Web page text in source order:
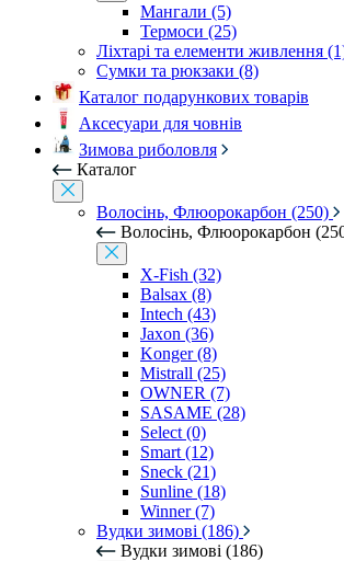
Мангали (5)
Термоси (25)
Ліхтарі та елементи живлення
Сумки та рюкзаки (8)
Каталог подарункових товарів
Аксесуари для човнів
Зимова риболовля
Каталог
Волосінь, Флюорокарбон (250)
Волосінь, Флюорокарбон
X-Fish (32)
Balsax (8)
Intech (43)
Jaxon (36)
Konger (8)
Mistrall (25)
OWNER (7)
SASAME (28)
Select (0)
Smart (12)
Sneck (21)
Sunline (18)
Winner (7)
Вудки зимові (186)
Вудки зимові (186)